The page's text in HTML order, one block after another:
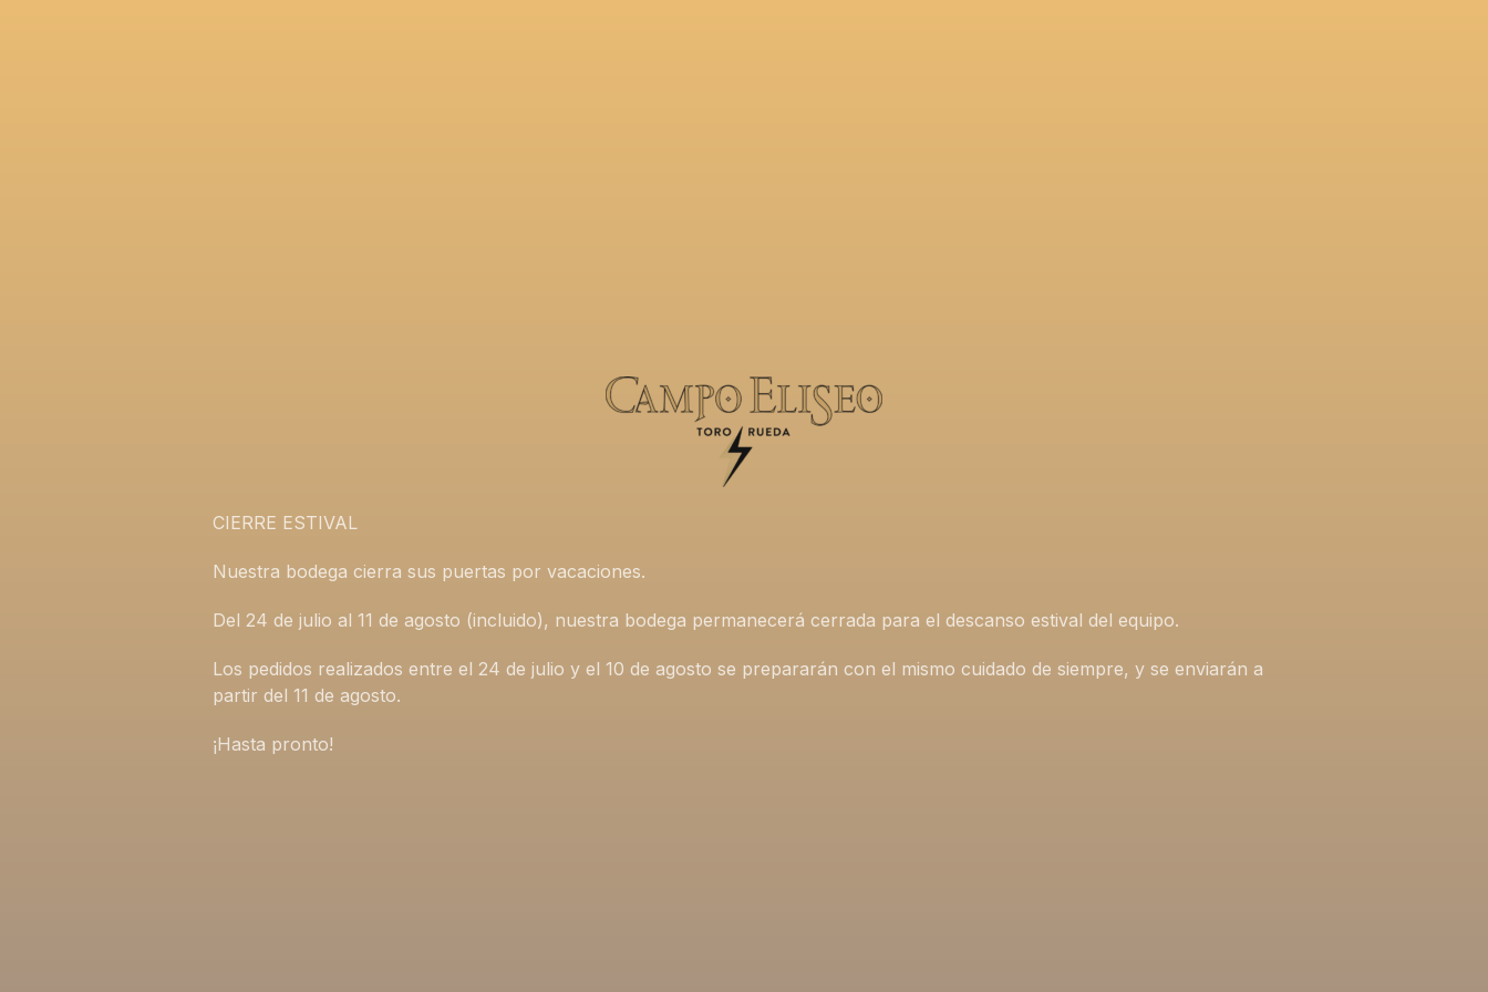
CIERRE ESTIVAL
Nuestra bodega cierra sus puertas por vacaciones.
Del 24 de julio al 11 de agosto (incluido), nuestra bodega permanecerá cerrada para el descanso estival del equipo.
Los pedidos realizados entre el 24 de julio y el 10 de agosto se prepararán con el mismo cuidado de siempre, y se enviarán a
partir del 11 de agosto.
¡Hasta pronto!